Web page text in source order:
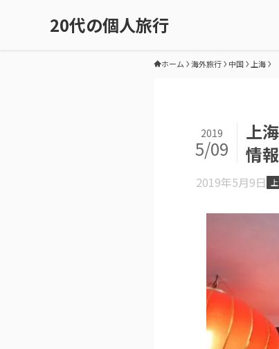
20代の個人旅行
ホーム 海外旅行 中国 上海
上
情報
2019
5/09
2019年5月9日